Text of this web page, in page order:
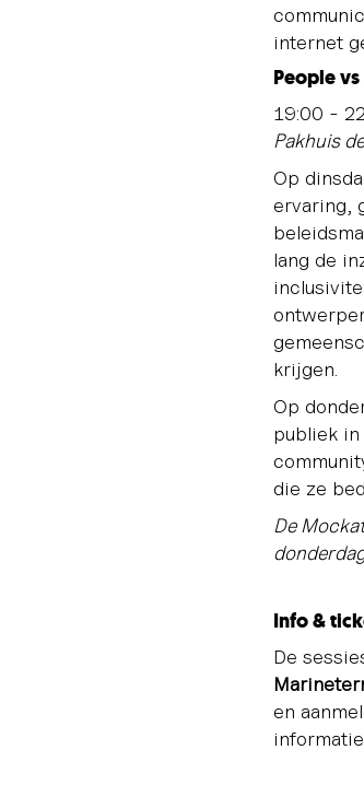
internet
People
19:00 -
Pakhuis
Op
ervaring,
lang de
krijgen.
Op
publiek in
die ze
De
Info &
De
en
informatie.